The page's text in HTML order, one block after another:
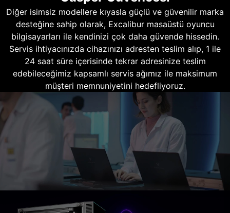
Diğer isimsiz modellere kıyasla güçlü ve güvenilir marka
desteğine sahip olarak, Excalibur masaüstü oyuncu
bilgisayarları ile kendinizi çok daha güvende hissedin.
Servis ihtiyacınızda cihazınızı adresten teslim alıp, 1 ile
24 saat süre içerisinde tekrar adresinize teslim
edebileceğimiz kapsamlı servis ağımız ile maksimum
müşteri memnuniyetini hedefliyoruz.